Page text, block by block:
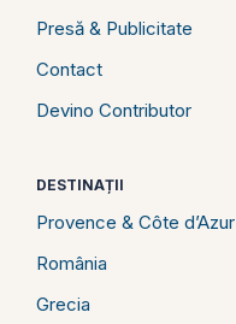
Presă & Publicitate
Contact
Devino Contributor
DESTINAȚII
Provence & Côte d’Azur
România
Grecia